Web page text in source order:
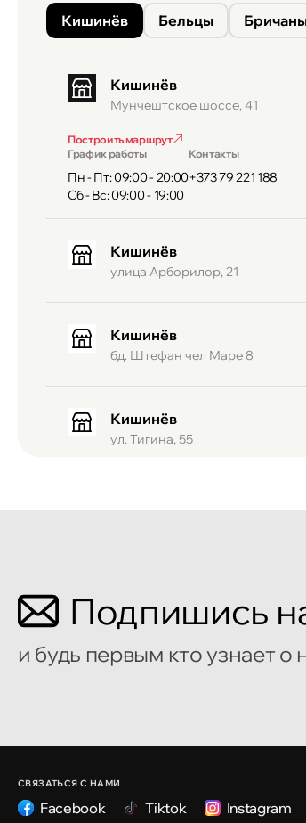
Кишинёв Бельцы
Кишинёв
Мунчештское шоссе, 41
Построить маршрут
График работы
Пн - Пт: 09:00 - 20:00
Сб - Вс: 09:00 - 19:00
Контакты
+373 79 221 188
Кишинёв
улица Арборилор, 21
Кишинёв
бд. Штефан чел Маре 8
Кишинёв
ул. Тигина, 55
улица Алеку Руссо 1
Кишинёв
Подпишись
и будь первым кто узнает о
СВЯЗАТЬСЯ С НАМИ
Facebook Tiktok Instagram